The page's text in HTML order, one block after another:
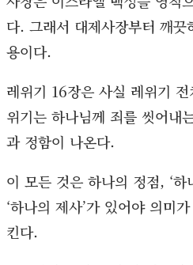
다. 그래서 대제사장부터 깨
용이다.
레위기 16장은 사실 레위기
위기는 하나님께 죄를 씻어내
과 정함이 나온다.
이 모든 것은 하나의 정점, ‘
‘하나의 제사’가 있어야 의미
킨다.